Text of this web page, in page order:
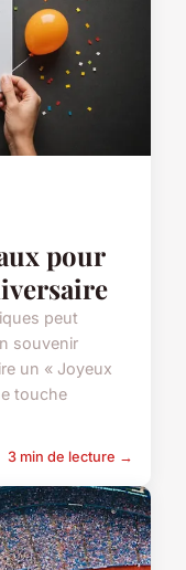
pour
peut
souvenir
un « Joyeux
touche
3 min de lecture →